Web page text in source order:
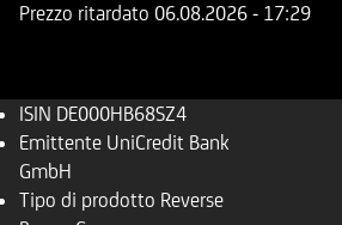
Prezzo ritardato 06.08.2026 - 17:29
ISIN DE000HB68SZ4
Emittente UniCredit Bank
GmbH
Tipo di prodotto Reverse